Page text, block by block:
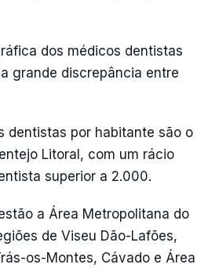
dos médicos dentistas
grande discrepância entre
dentistas por habitante são o
Litoral, com um rácio
superior a 2.000.
a Área Metropolitana do
de Viseu Dão-Lafões,
os-Montes, Cávado e Área